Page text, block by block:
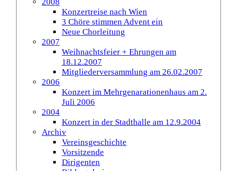
Konzertreise nach Wien
3 Chöre stimmen Advent ein
Neue Chorleitung
2007
Weihnachtsfeier + Ehrungen am
18.12.2007
Mitgliederversammlung am 26.02.2007
2006
Konzert im Mehrgenarationenhaus am 2.
Juli 2006
2004
Konzert in der Stadthalle am 12.9.2004
Archiv
Vereinsgeschichte
Vorsitzende
Dirigenten